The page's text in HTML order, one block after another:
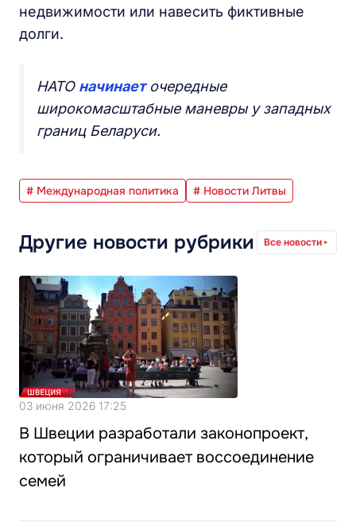
недвижимости или навесить фиктивные
долги.
НАТО начинаеточередные
широкомасштабные маневры у западных
границ Беларуси.
# Международная политика # Новости Литвы
Другие новости рубрики Все новости
03 июня 2026 17:25
В Швеции разработали законопроект,
который ограничивает воссоединение
семей